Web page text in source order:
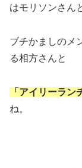
はモリソンさん
ブチかましのメ
る相方さんと
「アイリーラン
ね。